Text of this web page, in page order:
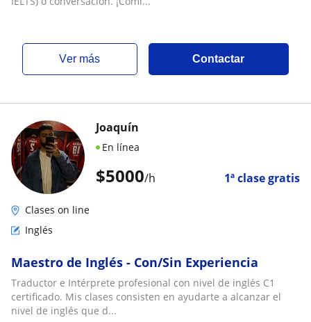
ver más Contactar
$5000/h 1ª clase gratis
Joaquín
En línea
Clases on line
Inglés
Maestro de Inglés - Con/Sin Experiencia
Traductor e Intérprete profesional con nivel de inglés C1
certificado. Mis clases consisten en ayudarte a alcanzar el
nivel de inglés que d...